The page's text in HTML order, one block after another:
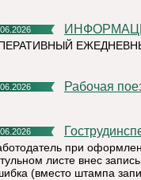
Рабочая
при
листе внес
(вместо штампа